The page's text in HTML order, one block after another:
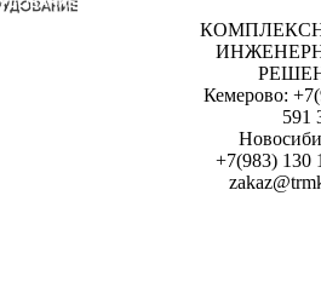
Кемерово:
591
+7(983) 130